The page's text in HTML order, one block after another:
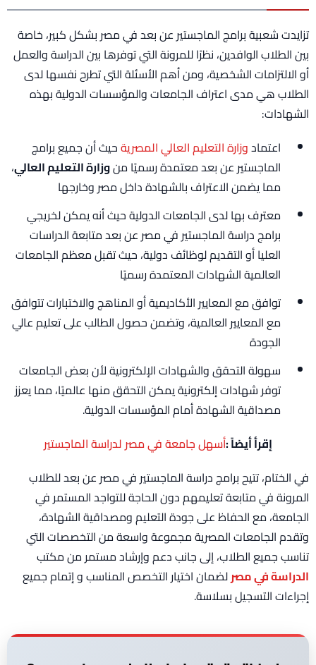
تزايدت شعبية برامج الماجستير عن بعد في مصر بشكل كبير، خاصة
بين الطلاب الوافدين، نظرًا للمرونة التي توفرها بين الدراسة والعمل
أو الالتزامات الشخصية، ومن أهم الأسئلة التي تطرح نفسها لدى
الطلاب هي مدى اعتراف الجامعات والمؤسسات الدولية بهذه
الشهادات:
اعتمادوزارة التعليم العالي المصريةحيث أن جميع برامج
الماجستير عن بعد معتمدة رسميًا منوزارة التعليم العالي،
مما يضمن الاعتراف بالشهادة داخل مصر وخارجها
معترف بها لدى الجامعات الدولية حيث أنه يمكن لخريجي
برامج دراسة الماجستير في مصر عن بعد متابعة الدراسات
العليا أو التقديم لوظائف دولية، حيث تقبل معظم الجامعات
العالمية الشهادات المعتمدة رسميًا
توافق مع المعايير الأكاديمية أو المناهج والاختبارات تتوافق
مع المعايير العالمية، وتضمن حصول الطالب على تعليم عالي
الجودة
سهولة التحقق والشهادات الإلكترونية لأن بعض الجامعات
توفر شهادات إلكترونية يمكن التحقق منها عالميًا، مما يعزز
مصداقية الشهادة أمام المؤسسات الدولية.
إقرأ أيضاً :أسهل جامعة في مصر لدراسة الماجستير
في الختام، تتيح برامج دراسة الماجستير في مصر عن بعد للطلاب
المرونة في متابعة تعليمهم دون الحاجة للتواجد المستمر في
الجامعة، مع الحفاظ على جودة التعليم ومصداقية الشهادة،
وتقدم الجامعات المصرية مجموعة واسعة من التخصصات التي
تناسب جميع الطلاب، إلى جانب دعم وإرشاد مستمر من مكتب
الدراسة في مصرلضمان اختيار التخصص المناسب و إتمام جميع
إجراءات التسجيل بسلاسة.